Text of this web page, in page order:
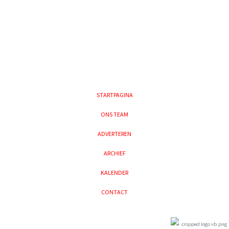
STARTPAGINA
ONS TEAM
ADVERTEREN
ARCHIEF
KALENDER
CONTACT